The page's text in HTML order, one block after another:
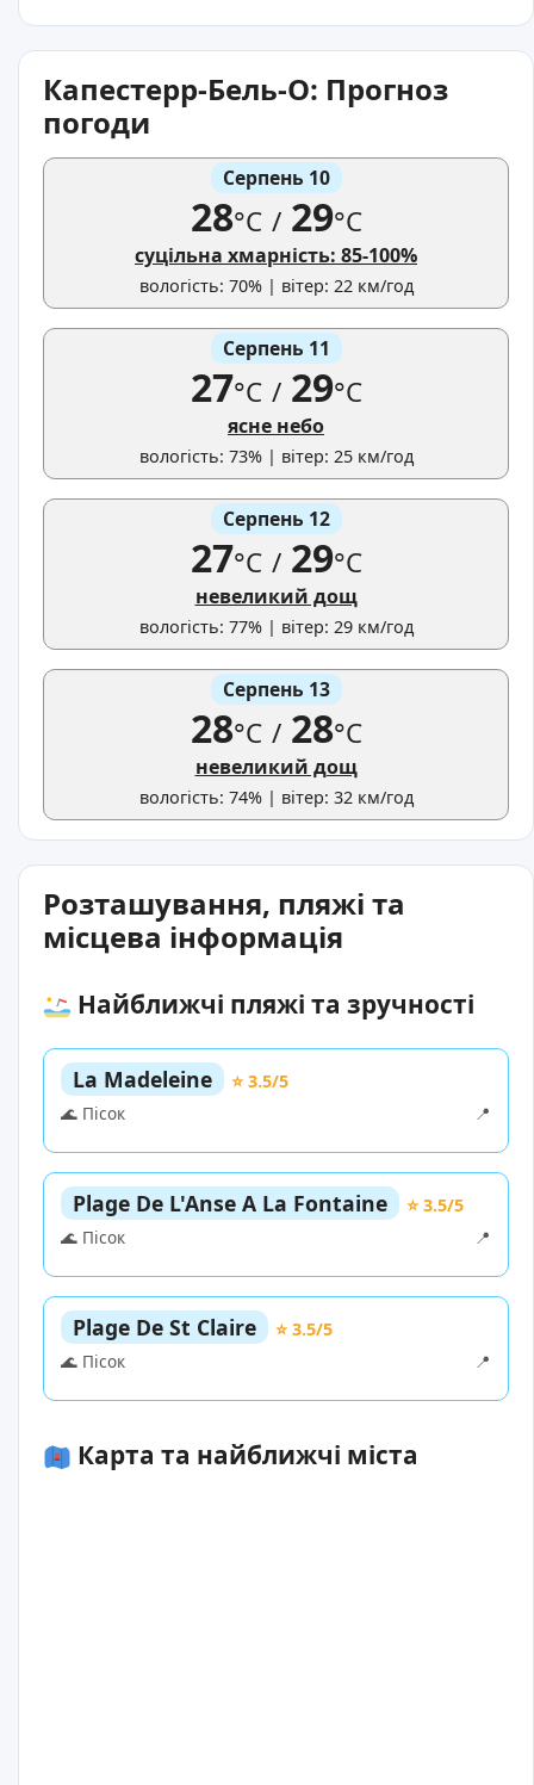
Капестерр-Бель-О: Прогноз
погоди
Серпень 10
28°C /29°C
суцільна хмарність: 85-100%
вологість: 70% | вітер: 22 км/год
Серпень 11
27°C /29°C
ясне небо
вологість: 73% | вітер: 25 км/год
Серпень 12
27°C /29°C
невеликий дощ
вологість: 77% | вітер: 29 км/год
Серпень 13
28°C /28°C
невеликий дощ
вологість: 74% | вітер: 32 км/год
Розташування, пляжі та
місцева інформація
Найближчі пляжі та зручності
La Madeleine
⭐ 3.5/5
🌊 Пісок
📍
Plage De L'Anse A La Fontaine
⭐ 3.5/5
🌊 Пісок
📍
Plage De St Claire
⭐ 3.5/5
🌊 Пісок
📍
Карта та найближчі міста